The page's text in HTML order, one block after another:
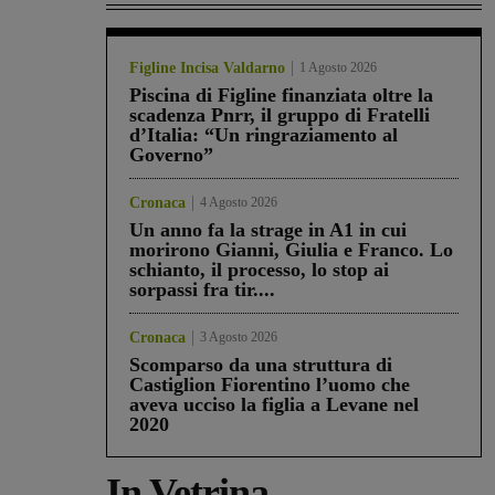
Figline Incisa Valdarno 1 Agosto 2026
Piscina di Figline finanziata oltre la
scadenza Pnrr, il gruppo di Fratelli
d’Italia: “Un ringraziamento al
Governo”
Cronaca 4 Agosto 2026
Un anno fa la strage in A1 in cui
morirono Gianni, Giulia e Franco. Lo
schianto, il processo, lo stop ai
sorpassi fra tir....
Cronaca 3 Agosto 2026
Scomparso da una struttura di
Castiglion Fiorentino l’uomo che
aveva ucciso la figlia a Levane nel
2020